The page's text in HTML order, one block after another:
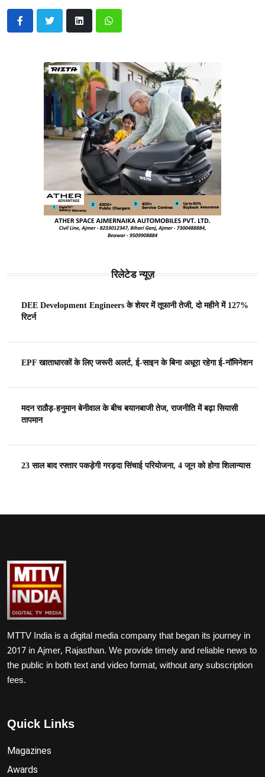
रिलेटेड न्यूज़
DEE Development Engineers के शेयर में तूफानी तेजी, दो महीने में 127%
रिटर्न
EPF खाताधारकों के लिए जरूरी अलर्ट, ई-साइन के बिना अधूरा रहेगा ई-नॉमिनेशन
मदन राठौड़-हनुमान बेनीवाल के बीच बयानबाजी तेज, राजनीति में बढ़ा सियासी
तापमान
23 साल बाद रफ्तार पकड़ेगी गरड़दा सिंचाई परियोजना, 4 जून को होगा शिलान्यास
MTTV India is a digital media company that began its journey in
2017 in Ajmer, Rajasthan. We provide timely and reliable news to
the public in both text and video format, without any subscription
fees.
Quick Links
Magazines
Awards